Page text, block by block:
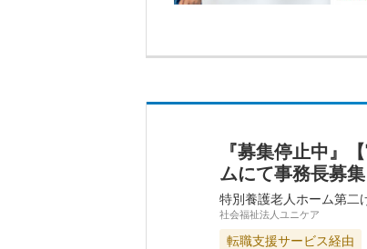
『募集停止中』
ムにて事務長募
特別養護老人ホーム第二
社会福祉法人ユニケア
転職支援サービス経由